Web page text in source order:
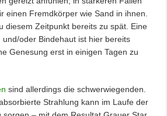
einen Fremdkörper wie Sand in ihnen.
diesem Zeitpunkt bereits zu spät. Eine
oder Bindehaut ist hier bereits
Genesung erst in einigen Tagen zu
sind allerdings die schwerwiegenden.
Strahlung kann im Laufe der